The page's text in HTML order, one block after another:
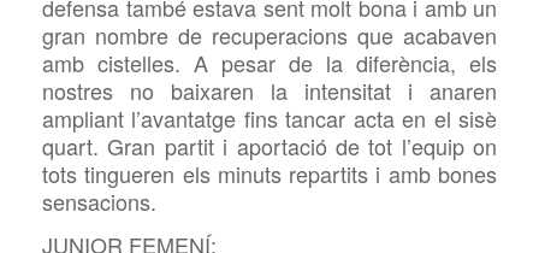
defensa també estava sent molt bona i amb un
gran nombre de recuperacions que acabaven
amb cistelles. A pesar de la diferència, els
nostres no baixaren la intensitat i anaren
ampliant l’avantatge fins tancar acta en el sisè
quart. Gran partit i aportació de tot l’equip on
tots tingueren els minuts repartits i amb bones
sensacions.
JUNIOR FEMENÍ: